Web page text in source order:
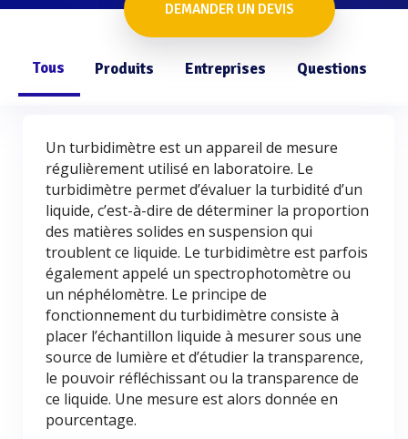
DEMANDER UN DEVIS
Tous Produits Entreprises Questions
Un turbidimètre est un appareil de mesure
régulièrement utilisé en laboratoire. Le
turbidimètre permet d’évaluer la turbidité d’un
liquide, c’est-à-dire de déterminer la proportion
des matières solides en suspension qui
troublent ce liquide. Le turbidimètre est parfois
également appelé un spectrophotomètre ou
un néphélomètre. Le principe de
fonctionnement du turbidimètre consiste à
placer l’échantillon liquide à mesurer sous une
source de lumière et d’étudier la transparence,
le pouvoir réfléchissant ou la transparence de
ce liquide. Une mesure est alors donnée en
pourcentage.